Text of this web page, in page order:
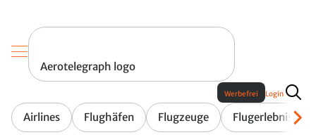
Aerotelegraph logo
Airlines Flughäfen Flugzeuge Flugerlebnis
Werbefrei Login